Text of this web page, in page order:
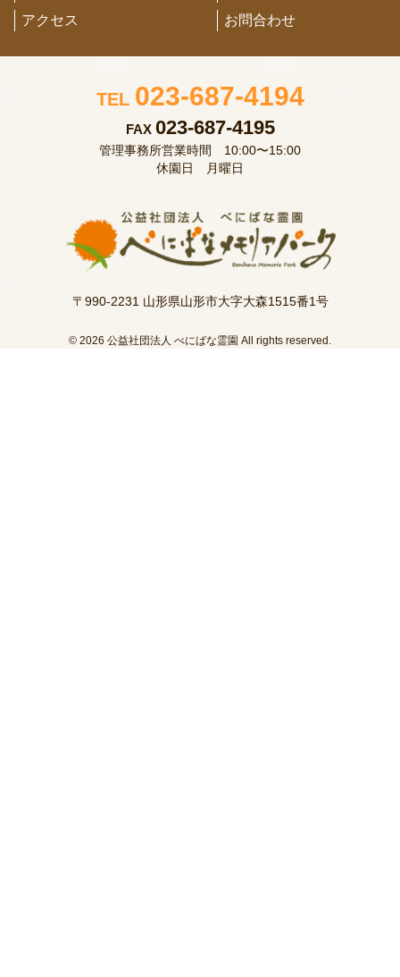
アクセス
お問合わせ
〒990-2231 山形県山形市大字大森1515番1号
TEL 023-687-4194
FAX 023-687-4195
管理事務所営業時間 10:00〜15:00
休園日 月曜日
© 2026 公益社団法人 べにばな霊園 All rights reserved.